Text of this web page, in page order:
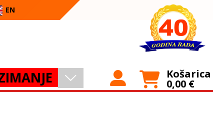
EN
Košarica
0,00 €